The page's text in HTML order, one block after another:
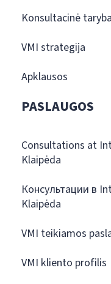
Konsultacinė taryba
VMI strategija
Apklausos
PASLAUGOS
Consultations at
Klaipėda
Консультации в
Klaipėda
VMI teikiamos
VMI kliento profilis